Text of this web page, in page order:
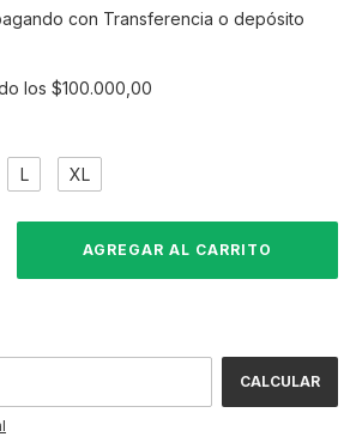
con Transferencia o depósito
los $100.000,00
L XL
CALCULAR